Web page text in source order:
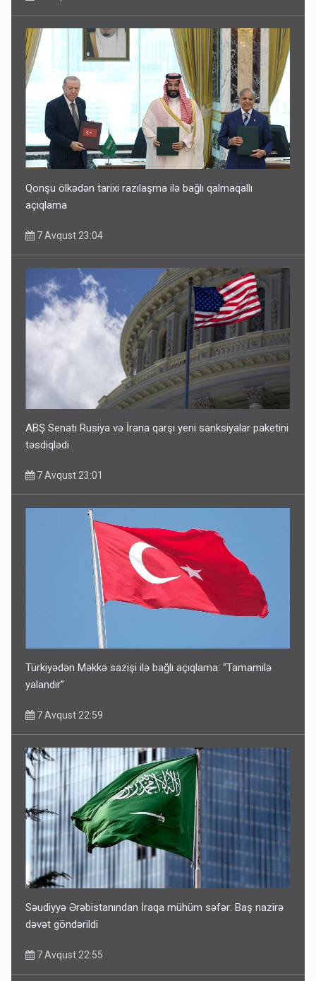
Qonşu ölkədən tarixi razılaşma ilə bağlı qalmaqallı
açıqlama
7 Avqust 23:04
ABŞ Senatı Rusiya və İrana qarşı yeni sanksiyalar paketini
təsdiqlədi
7 Avqust 23:01
Türkiyədən Məkkə sazişi ilə bağlı açıqlama: “Tamamilə
yalandır”
7 Avqust 22:59
Səudiyyə Ərəbistanından İraqa mühüm səfər: Baş nazirə
dəvət göndərildi
7 Avqust 22:55